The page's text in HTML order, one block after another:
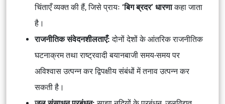
चिंताएँ व्यक्त की हैं, जिसे प्रायः ‘बिग ब्रदर’ धारणाकहा जाता
है।
राजनीतिक संवेदनशीलताएँ:दोनों देशों के आंतरिक राजनीतिक
घटनाक्रम तथा राष्ट्रवादी बयानबाजी समय-समय पर
अविश्वास उत्पन्न कर द्विपक्षीय संबंधों में तनाव उत्पन्न कर
सकती है।